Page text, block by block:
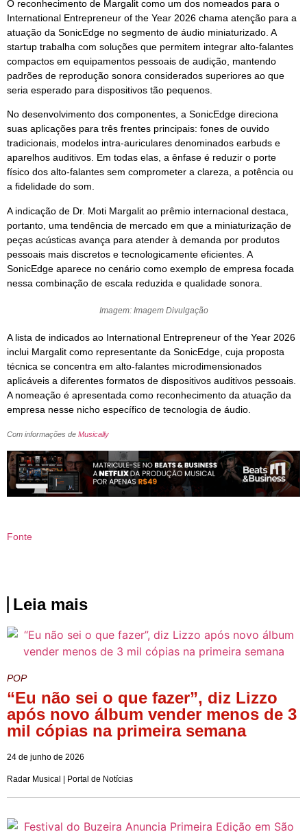
O reconhecimento de Margalit como um dos nomeados para o
International Entrepreneur of the Year 2026 chama atenção para a
atuação da SonicEdge no segmento de áudio miniaturizado. A
startup trabalha com soluções que permitem integrar alto‑falantes
compactos em equipamentos pessoais de audição, mantendo
padrões de reprodução sonora considerados superiores ao que
seria esperado para dispositivos tão pequenos.
No desenvolvimento dos componentes, a SonicEdge direciona
suas aplicações para três frentes principais: fones de ouvido
tradicionais, modelos intra‑auriculares denominados earbuds e
aparelhos auditivos. Em todas elas, a ênfase é reduzir o porte
físico dos alto‑falantes sem comprometer a clareza, a potência ou
a fidelidade do som.
A indicação de Dr. Moti Margalit ao prêmio internacional destaca,
portanto, uma tendência de mercado em que a miniaturização de
peças acústicas avança para atender à demanda por produtos
pessoais mais discretos e tecnologicamente eficientes. A
SonicEdge aparece no cenário como exemplo de empresa focada
nessa combinação de escala reduzida e qualidade sonora.
Imagem: Imagem Divulgação
A lista de indicados ao International Entrepreneur of the Year 2026
inclui Margalit como representante da SonicEdge, cuja proposta
técnica se concentra em alto‑falantes microdimensionados
aplicáveis a diferentes formatos de dispositivos auditivos pessoais.
A nomeação é apresentada como reconhecimento da atuação da
empresa nesse nicho específico de tecnologia de áudio.
Com informações de Musically
Fonte
Leia mais
POP
“Eu não sei o que fazer”, diz Lizzo
após novo álbum vender menos de 3
mil cópias na primeira semana
24 de junho de 2026
Radar Musical | Portal de Notícias